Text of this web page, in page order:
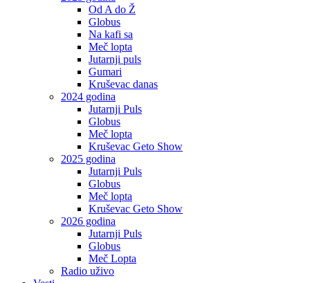
Od A do Ž
Globus
Na kafi sa
Meč lopta
Jutarnji puls
Gumari
Kruševac danas
2024 godina
Jutarnji Puls
Globus
Meč lopta
Kruševac Geto Show
2025 godina
Jutarnji Puls
Globus
Meč lopta
Kruševac Geto Show
2026 godina
Jutarnji Puls
Globus
Meč Lopta
Radio uživo